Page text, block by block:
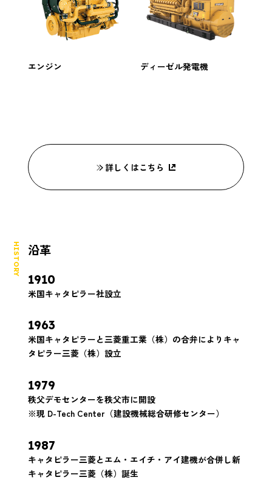
エンジン ディーゼル発電機
詳しくはこちら
HISTORY 沿革
1910
米国キャタピラー社設立
1963
米国キャタピラーと三菱重工業（株）の合弁によりキャ
タピラー三菱（株）設立
1979
秩父デモセンターを秩父市に開設
※現 D-Tech Center（建設機械総合研修センター）
1987
キャタピラー三菱とエム・エイチ・アイ建機が合併し新
キャタピラー三菱（株）誕生